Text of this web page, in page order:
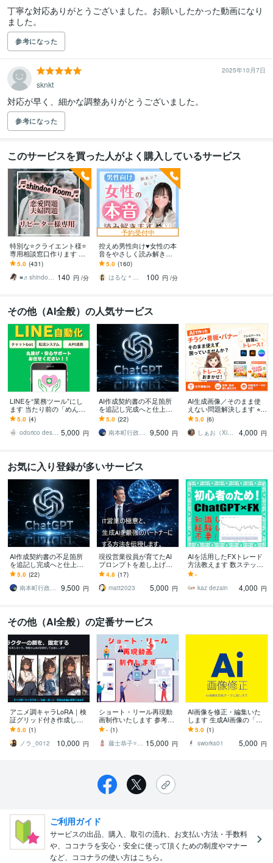
丁寧な対応ありがとうございました。お願いしたかった動画になり
ました。
参考になった
2025年10月7日
sknkt
対応が早く、細かな調整ありがとうございました。
参考になった
このサービスを買った人がよく購入しているサービス
特別な⭐️クライエント様⭐️
専用相談窓口作ります ⭐️
ご予約可能になります⭐️
♬shindoe Room♬
5.0 (431)
■♬shindoe Room♬■ 140 円 /分
予約受付中
控えめ男性向け♥️女性の本
音をやさしく読み解きま
す 電話で恋愛相談♥️女心
／片思い／彼女／失恋／
復縁／浮気
5.0 (160)
はるな＊お豆腐メンタルさんの味方
100 円 /分
その他（AI全般）の人気サービス
LINEを“業務ツール”にし
ます 当たり前の「めんど
くさい」をLINE自動化で
減らします！
5.0 (4)
odorico design 5,000 円
AI作成契約書の不足箇所
を追記し完成へと仕上げ
ます 法務AI行政書士が原
則24時間納品 契約書作
成・修正・追記
5.0 (22)
南本町行政書士事務所
9,500 円
AI生成画像／そのまま使
えない問題解決します ⭐︎そ
の画像を編集可能データ
にトレース！
5.0 (6)
しぁお（Xiao）
4,000 円
お気に入り登録が多いサービス
AI作成契約書の不足箇所
を追記し完成へと仕上げ
ます 法務AI行政書士が原
則24時間納品 契約書作
成・修正・追記
5.0 (22)
南本町行政書士事務所
9,500 円
現役営業役員が育てたAI
プロンプトを差し上げま
す 【営業コンサル】AI時
代の営業ノウハウ×QA3週
間付き｜
4.8 (17)
matt2023
5,000 円
AIを活用したFXトレード
方法教えます 数ステップ
で完結！忙しいFX初心者
の方向け！
-
kaz dezain
4,000 円
その他（AI全般）の定番サービス
アニメ調キャラLoRA｜検
証グリッド付き作成しま
す 納品前に品質グリッド
で確認。届いてから違
う、をなくします
5.0 (1)
ノラ_0012
10,000 円
ショート・リール再現動
画制作いたします 参考に
したいショート・リール
動画のAIを再現したい方
へ
- (1)
藤士恭子⭐️生成AI活用・収益化サポート 15,000 円
AI画像を修正・編集いた
します 生成AI画像の「最
後の仕上げ、調整」いた
します
5.0 (1)
sworks01
5,000 円
ご利用ガイド
サービスの出品、購入、取引の流れ、お支払い方法・手数料
や、ココナラを安心・安全に使って頂くための制度やマナー
など、ココナラの使い方はこちら。